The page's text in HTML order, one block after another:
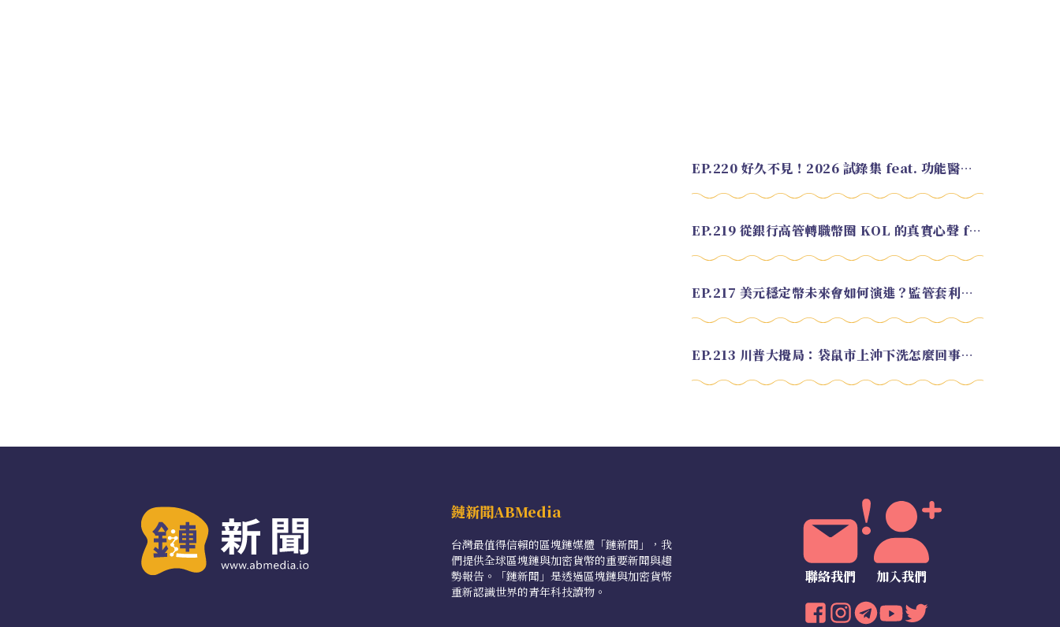
EP.220 好久不見！2026 試錄集 feat. 功能醫學營養師 美寶
EP.219 從銀行高管轉職幣圈 KOL 的真實心聲 feat.龜大
EP.217 美元穩定幣未來會如何演進？監管套利終將收斂？feat. 研究員 余哲安
EP.213 川普大攪局：袋鼠市上沖下洗怎麼回事？feat. Alvin
鏈新聞ABMedia
台灣最值得信賴的區塊鏈媒體「鏈新聞」，我
們提供全球區塊鏈與加密貨幣的重要新聞與趨
勢報告。「鏈新聞」是透過區塊鏈與加密貨幣
重新認識世界的青年科技讀物。
聯絡我們 加入我們